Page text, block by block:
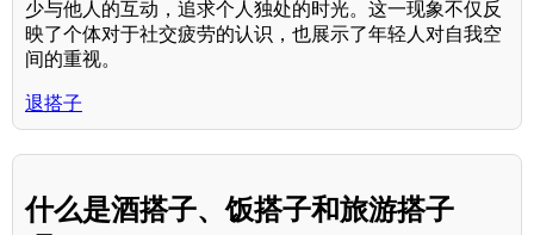
少与他人的互动，追求个人独处的时光。这一现象不仅反
映了个体对于社交疲劳的认识，也展示了年轻人对自我空
间的重视。
退搭子
什么是酒搭子、饭搭子和旅游搭子